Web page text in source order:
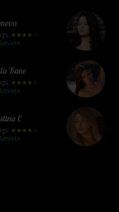
★★★★☆
Kane
★★★★☆
C
★★★★☆